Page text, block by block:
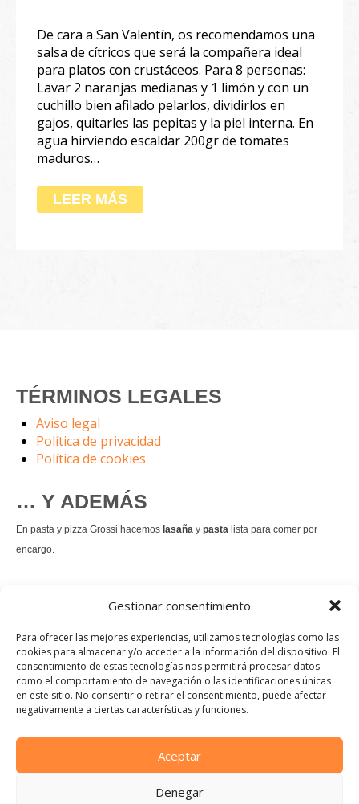
Gestionar consentimiento
Para ofrecer las mejores experiencias, utilizamos tecnologías como las
cookies para almacenar y/o acceder a la información del dispositivo. El
consentimiento de estas tecnologías nos permitirá procesar datos
como el comportamiento de navegación o las identificaciones únicas
en este sitio. No consentir o retirar el consentimiento, puede afectar
negativamente a ciertas características y funciones.
Aceptar
Denegar
De cara a San Valentín, os recomendamos una
salsa de cítricos que será la compañera ideal
para platos con crustáceos. Para 8 personas:
Lavar 2 naranjas medianas y 1 limón y con un
cuchillo bien afilado pelarlos, dividirlos en
gajos, quitarles las pepitas y la piel interna. En
agua hirviendo escaldar 200gr de tomates
maduros…
LEER MÁS
TÉRMINOS LEGALES
Aviso legal
Política de privacidad
Política de cookies
… Y ADEMÁS
En pasta y pizza Grossi hacemos lasaña y pasta lista para comer por
encargo.
es un permanente.
Pedir comida Just eat
Instagram
Facebook
TikTok
Dirección:
Calle Manuel Allende, 12, 48010 Bilbao, Vizcaya
Teléfono: